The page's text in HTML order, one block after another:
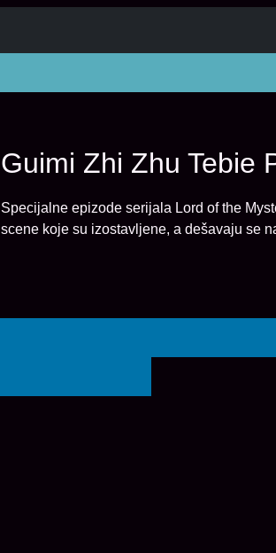
Guimi Zhi Zhu Tebie
Specijalne epizode serijala Lord of the
scene koje su izostavljene, a dešavaju se